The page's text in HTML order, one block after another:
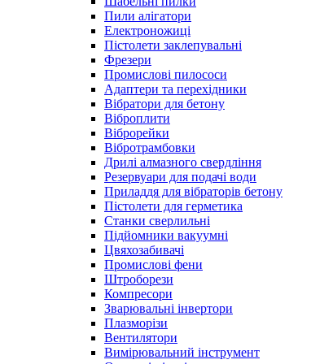
Пили алігатори
Електроножиці
Пістолети заклепувальні
Фрезери
Промислові пилососи
Адаптери та перехідники
Вібратори для бетону
Віброплити
Віброрейки
Вібротрамбовки
Дрилі алмазного свердління
Резервуари для подачі води
Приладдя для вібраторів бетону
Пістолети для герметика
Станки сверлильні
Підйомники вакуумні
Цвяхозабивачі
Промислові фени
Штроборези
Компресори
Зварювальні інвертори
Плазморізи
Вентилятори
Вимірювальний інструмент